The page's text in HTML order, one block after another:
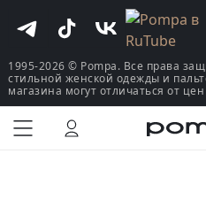
1995-2026 © Pompa. Все права
стильной женской одежды и
магазина могут отличаться от